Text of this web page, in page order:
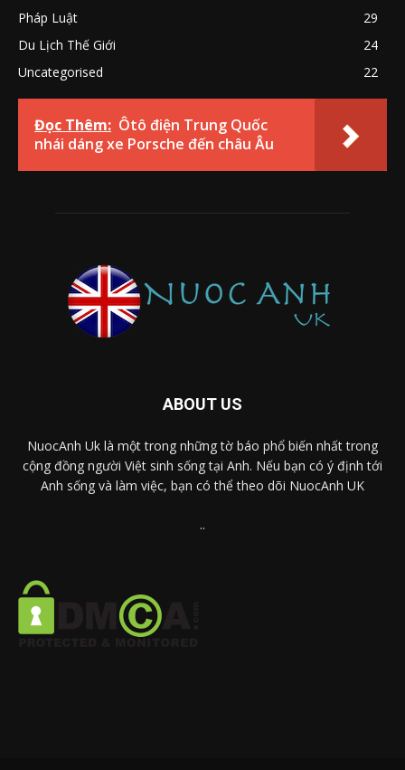
Pháp Luật
29
Du Lịch Thế Giới
24
Uncategorised
22
Đọc Thêm: Ôtô điện Trung Quốc
nhái dáng xe Porsche đến châu Âu
ABOUT US
NuocAnh Uk là một trong những tờ báo phổ biến nhất trong
cộng đồng người Việt sinh sống tại Anh. Nếu bạn có ý định tới
Anh sống và làm việc, bạn có thể theo dõi NuocAnh UK
..